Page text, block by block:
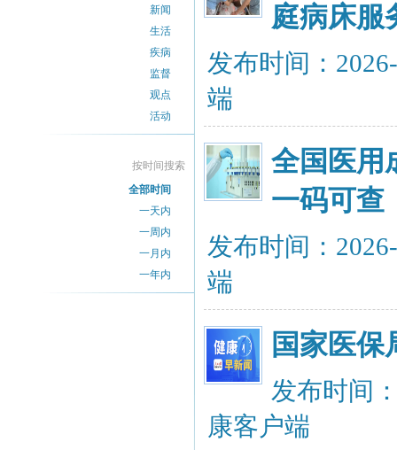
新闻
生活
疾病
监督
观点
活动
按时间搜索
全部时间
一天内
一周内
一月内
一年内
庭病床服
发布时间：
端
全国医用
一码可查
发布时间：
端
国家医
发布时间
康客户端